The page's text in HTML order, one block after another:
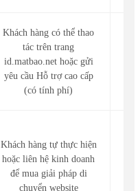
Khách hàng có thể thao
tác trên trang
id.matbao.net hoặc gửi
yêu cầu Hỗ trợ cao cấp
(có tính phí)
Khách hàng tự thực hiện
hoặc liên hệ kinh doanh
để mua giải pháp di
chuyển website